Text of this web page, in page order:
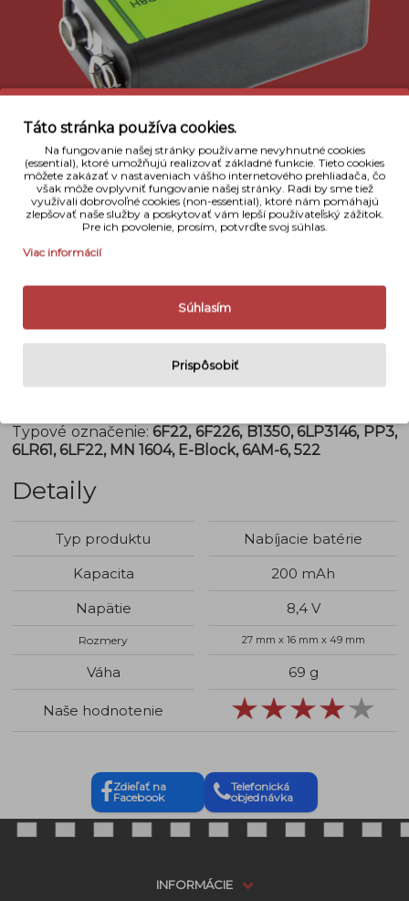
Popis
Nabíjateľná batéria recyko+ sa pýši jednou z
najvyšších kapacít/vydrží dostupných na trhu.
Batéria je vybavená potlačením samovybíjania a je
od výroby pred nabitá, čo Vám umožní použiť ju
Typové označenie: 6F22, 6F226, B1350, 6LP3146, PP3,
6LR61, 6LF22, MN 1604, E-Block, 6AM-6, 522
Detaily
Typ produktu
Nabíjacie batérie
Kapacita
200 mAh
Napätie
8,4 V
Rozmery 27 mm x 16 mm x 49 mm
Váha 69 g
Naše hodnotenie
Zdieľať na
Facebook
Telefonická
objednávka
INFORMÁCIE
Táto stránka používa cookies.
Na fungovanie našej stránky používame nevyhnutné cookies
(essential), ktoré umožňujú realizovať základné funkcie. Tieto cookies
môžete zakázať v nastaveniach vášho internetového prehliadača, čo
však môže ovplyvniť fungovanie našej stránky. Radi by sme tiež
využívali dobrovoľné cookies (non-essential), ktoré nám pomáhajú
zlepšovať naše služby a poskytovať vám lepší používateľský zážitok.
Pre ich povolenie, prosím, potvrďte svoj súhlas.
Viac informácií
Súhlasím
Prispôsobiť